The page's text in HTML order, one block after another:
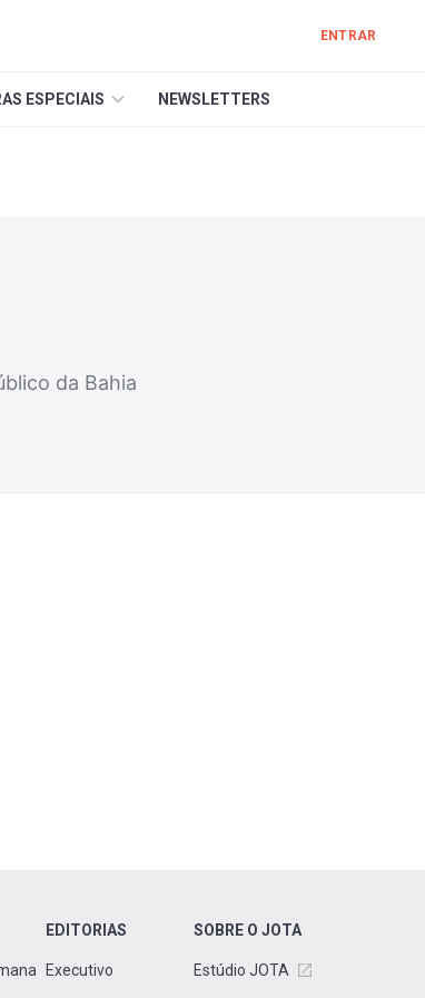
ENTRAR
ESPECIAIS NEWSLETTERS
da Bahia
EDITORIAS
Executivo
SOBRE O JOTA
Estúdio JOTA